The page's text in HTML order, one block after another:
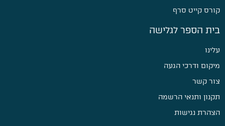
קורס קייט סרף
בית הספר לגלישה
עלינו
מיקום ודרכי הגעה
צור קשר
תקנון ותנאי הרשמה
הצהרת נגישות